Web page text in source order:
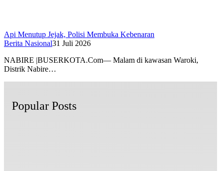
Api Menutup Jejak, Polisi Membuka Kebenaran
Berita Nasional31 Juli 2026
NABIRE |BUSERKOTA.Com— Malam di kawasan Waroki,
Distrik Nabire…
Popular Posts